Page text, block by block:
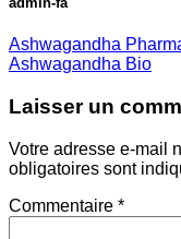
Ashwagandha
Ashwagandha Bio
Laisser un
Votre adresse e-mail
obligatoires sont
Commentaire *